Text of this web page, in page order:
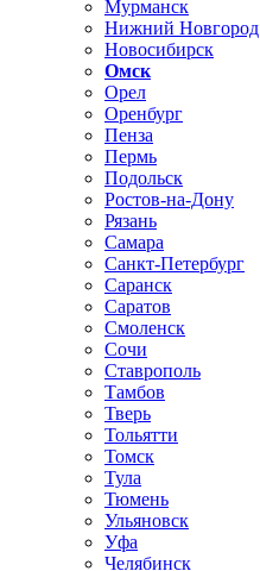
Мурманск
Нижний Новгород
Новосибирск
Омск
Орел
Оренбург
Пенза
Пермь
Подольск
Ростов-на-Дону
Рязань
Самара
Санкт-Петербург
Саранск
Саратов
Смоленск
Сочи
Ставрополь
Тамбов
Тверь
Тольятти
Томск
Тула
Тюмень
Ульяновск
Уфа
Челябинск